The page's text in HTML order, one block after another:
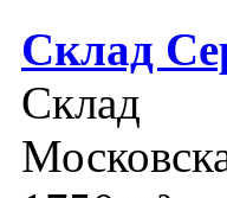
Склад
Склад